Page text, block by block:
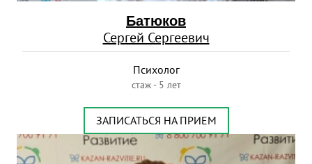
Батюков
Сергей Сергеевич
Психолог
стаж - 5 лет
ЗАПИСАТЬСЯ НА ПРИЕМ